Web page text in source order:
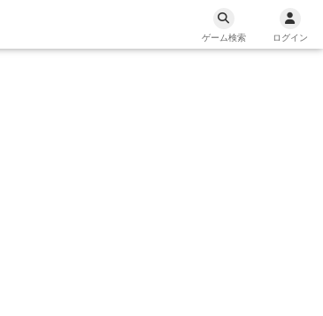
ゲーム検索 ログイン